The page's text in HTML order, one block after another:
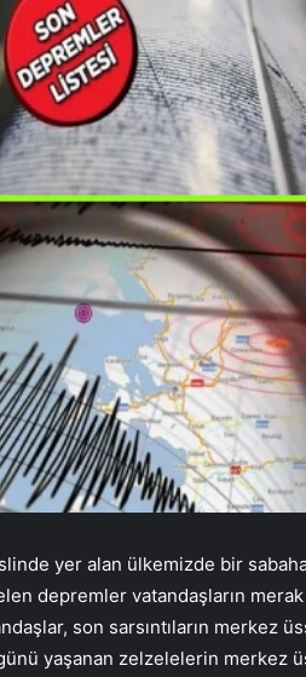
yer alan ülkemizde bir
depremler vatandaşların
son sarsıntıların merkez
günü yaşanan zelzelelerin